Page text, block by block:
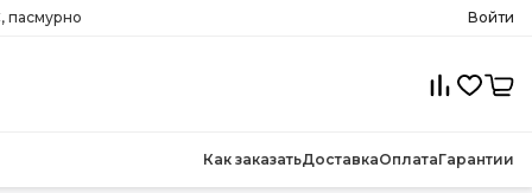
пасмурно Войти
Как заказатьДоставкаОплатаГарантии